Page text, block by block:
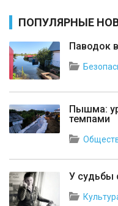
ПОПУЛЯРНЫЕ
Паводок
Пышма:
темпами
У судьбы